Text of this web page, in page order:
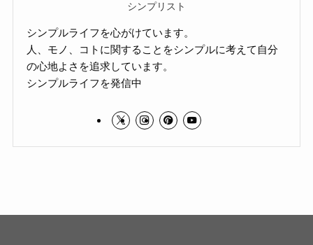
シンプリスト
シンプルライフを心がけています。
人、モノ、コトに関することをシンプルに考えて自分
の心地よさを追求しています。
シンプルライフを発信中